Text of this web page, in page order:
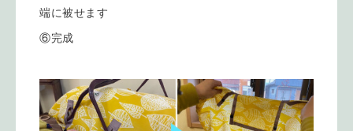
端に被せます
⑥完成